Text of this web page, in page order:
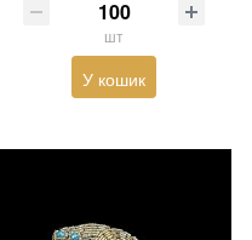
шт
У кошик